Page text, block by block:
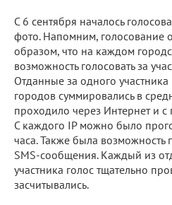
С 6 сентября началось
фото. Напомним, голосование
образом, что на каждом
возможность голосовать за
Отданные за одного
городов суммировались в
проходило через Интернет и
C каждого IP можно было
часа. Также была возможность
SMS-сообщения. Каждый из
участника голос тщательно
засчитывались.